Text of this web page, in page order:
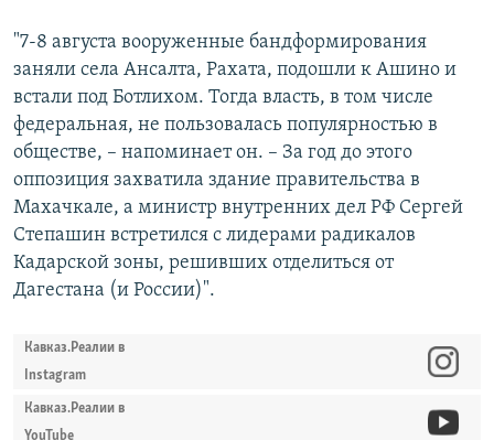
"7-8 августа вооруженные бандформирования
заняли села Ансалта, Рахата, подошли к Ашино и
встали под Ботлихом. Тогда власть, в том числе
федеральная, не пользовалась популярностью в
обществе, – напоминает он. – За год до этого
оппозиция захватила здание правительства в
Махачкале, а министр внутренних дел РФ Сергей
Степашин встретился с лидерами радикалов
Кадарской зоны, решивших отделиться от
Дагестана (и России)".
Кавказ.Реалии в
Instagram
Кавказ.Реалии в
YouTube